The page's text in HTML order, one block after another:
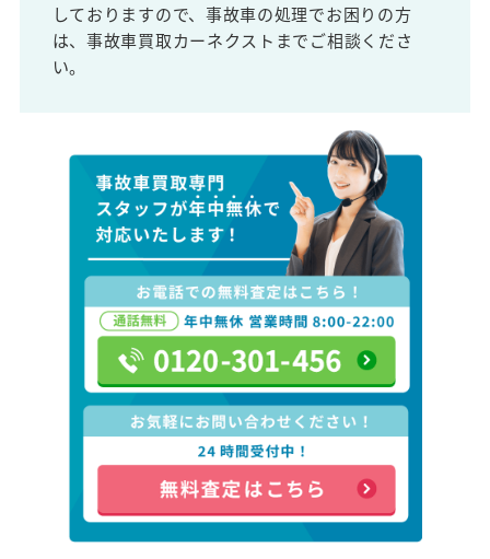
しておりますので、事故車の処理でお困りの方
は、事故車買取カーネクストまでご相談くださ
い。